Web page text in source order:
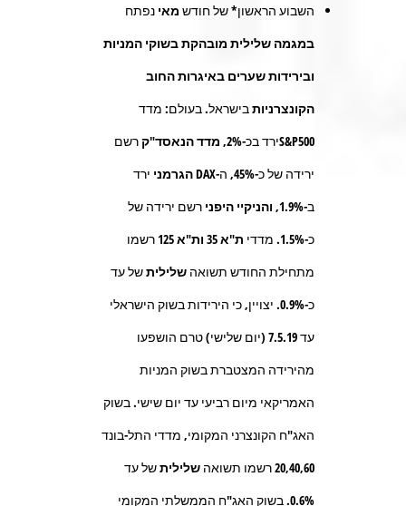
השבוע הראשון* של חודש מאי נפתח
במגמה שלילית מובהקת בשוקי המניות
ובירידות שערים באיגרות החוב
הקונצרניותבישראל. בעולם: מדד
S&P500ירד בכ-2%, מדד הנאסד"ק
רשם
ירידה של כ-45%, ה-DAXהגרמני ירד
ב-1.9%, והניקיי היפני
רשם ירידה של
כ-1.5%. מדדי ת"א 35 ות"א 125
רשמו
מתחילת החודש תשואה שליליתשל עד
כ-0.9%. יצויין, כי הירידות בשוק הישראלי
עד 7.5.19 (יום שלישי) טרם הושפעו
מהירידה המצטברת בשוק המניות
האמריקאי מיום רביעי עד יום שישי. בשוק
האג"ח הקונצרני המקומי, מדדי התל-בונד
20,40,60רשמו תשואה שליליתשל עד
0.6%. בשוק האג"ח הממשלתי המקומי